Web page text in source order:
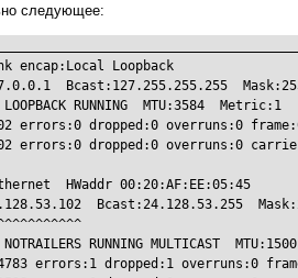
следующее:
encap:Local Loopback
Bcast:127.255.255.255
RUNNING  MTU:3584  Metric:1
errors:0 dropped:0 overruns:0
errors:0 dropped:0 overruns:0
HWaddr 00:20:AF:EE:05:45
Bcast:24.128.53.255
RUNNING MULTICAST
errors:1 dropped:1 overruns:0